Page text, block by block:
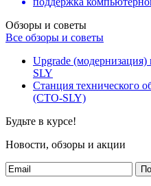
Обзоры и советы
Все обзоры и советы
Upgrade (модернизация)
SLY
Станция технического
(СТО-SLY)
Будьте в курсе!
Новости, обзоры и акции